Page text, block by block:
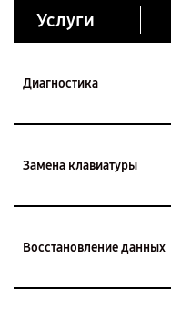
Услуги
Диагностика
Замена клавиатуры
Восстановление данных